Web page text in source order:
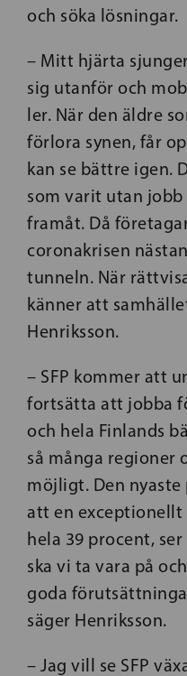
och söka lösningar.
– Mitt hjärta
sig utanför och
ler. När den äldre
förlora synen, får
kan se bättre igen.
som varit utan
framåt. Då
coronakrisen
tunneln. När
känner att
Henriksson.
– SFP kommer att
fortsätta att jobba
och hela Finlands
så många regioner
möjligt. Den
att en exceptionellt
hela 39 procent,
ska vi ta vara på
goda
säger Henriksson.
– Jag vill se SFP